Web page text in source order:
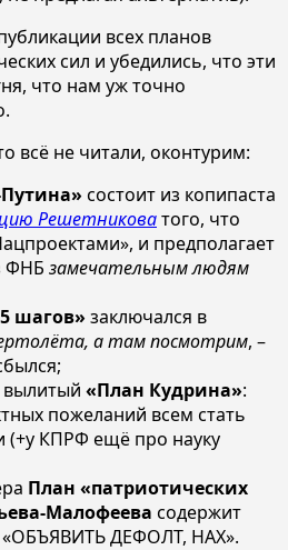
всех планов
сил и убедились, что эти
что нам уж точно
всё не читали, оконтурим:
состоит из копипаста
Решетниковатого, что
и предполагает
ФНБ замечательным людям
шагов» заключался в
а там посмотрим, –
вылитый «План Кудрина»:
пожеланий всем стать
КПРФ ещё про науку
План «патриотических
Малофеева содержит
«ОБЪЯВИТЬ ДЕФОЛТ, НАХ».